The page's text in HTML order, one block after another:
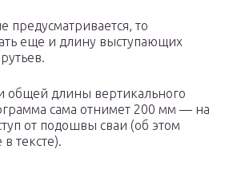
предусматривается, то
еще и длину выступающих
общей длины вертикального
сама отнимет 200 мм — на
от подошвы сваи (об этом
тексте).